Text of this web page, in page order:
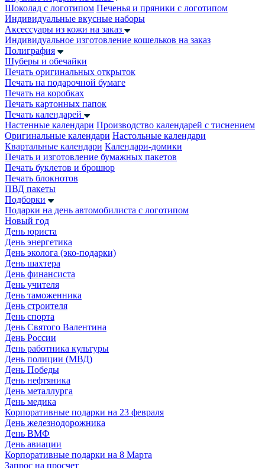
Шоколад с логотипом Печенья и пряники с логотипом
Индивидуальные вкусные наборы
Аксессуары из кожи на заказ
Индивидуальное изготовление кошельков на заказ
Полиграфия
Шуберы и обечайки
Печать оригинальных открыток
Печать на подарочной бумаге
Печать на коробках
Печать картонных папок
Печать календарей
Настенные календари Производство календарей с тиснением
Оригинальные календари Настольные календари
Квартальные календари Календари-домики
Печать и изготовление бумажных пакетов
Печать буклетов и брошюр
Печать блокнотов
ПВД пакеты
Подборки
Подарки на день автомобилиста с логотипом
Новый год
День юриста
День энергетика
День эколога (эко-подарки)
День шахтера
День финансиста
День учителя
День таможенника
День строителя
День спорта
День Святого Валентина
День России
День работника культуры
День полиции (МВД)
День Победы
День нефтяника
День металлурга
День медика
Корпоративные подарки на 23 февраля
День железнодорожника
День ВМФ
День авиации
Корпоративные подарки на 8 Марта
Запрос на просчет